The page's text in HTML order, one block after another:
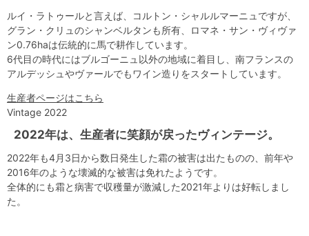
ルイ・ラトゥールと言えば、コルトン・シャルルマーニュですが、
グラン・クリュのシャンベルタンも所有、ロマネ・サン・ヴィヴァ
ン0.76haは伝統的に馬で耕作しています。
6代目の時代にはブルゴーニュ以外の地域に着目し、南フランスの
アルデッシュやヴァールでもワイン造りをスタートしています。
生産者ページはこちら
Vintage 2022
2022年は、生産者に笑顔が戻ったヴィンテージ。
2022年も4月3日から数日発生した霜の被害は出たものの、前年や
2016年のような壊滅的な被害は免れたようです。
全体的にも霜と病害で収穫量が激減した2021年よりは好転しまし
た。